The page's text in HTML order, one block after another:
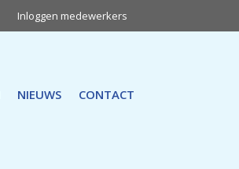
Inloggen medewerkers
NIEUWS CONTACT